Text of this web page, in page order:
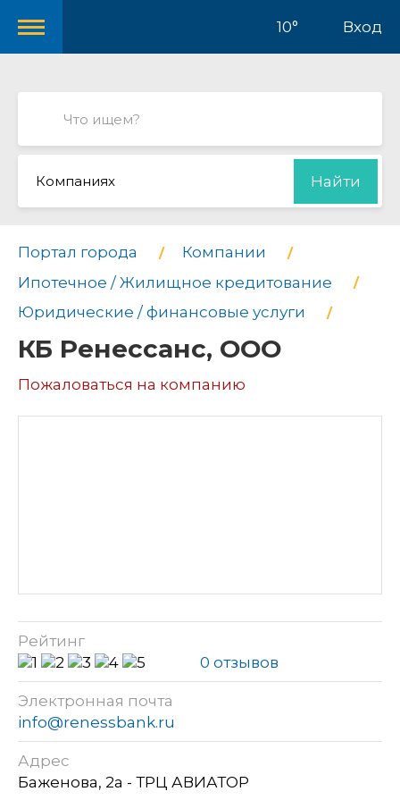
10° Вход
Компаниях Найти
Портал города
Компании
Ипотечное / Жилищное кредитование
Юридические / финансовые услуги
КБ Ренессанс, ООО
Пожаловаться на компанию
Рейтинг
0 отзывов
Электронная почта
info@renessbank.ru
Адрес
Баженова, 2а - ТРЦ АВИАТОР